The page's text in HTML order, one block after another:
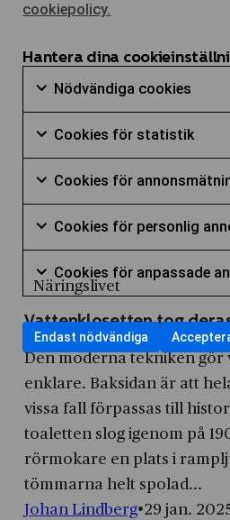
Näringslivet
Vattenklosetten tog
Den moderna tekniken gör
enklare. Baksidan är att
vissa fall förpassas till
toaletten slog igenom på
rörmokare en plats i
tömmarna helt spolad...
Johan Lindberg 29 jan.
cookiepolicy.
Hantera dina
Nödvändiga cookies
Markera
för
att
samtycka
av
Nödvändiga
cookies
Cookies för statistik
Markera
för
att
samtycka
användning
av
Cookies
för
statistik
Cookies för
Markera
för
att
samtycka
användning
av
Cookies
för
annonsmätning
Cookies för personlig
Markera
för
att
samtycka
till
användning
av
Cookies
för
personlig
annonsmätning
Cookies för anpassade
Markera
för
att
samtycka
till
användning
av
Cookies
för
Endast nödvändiga